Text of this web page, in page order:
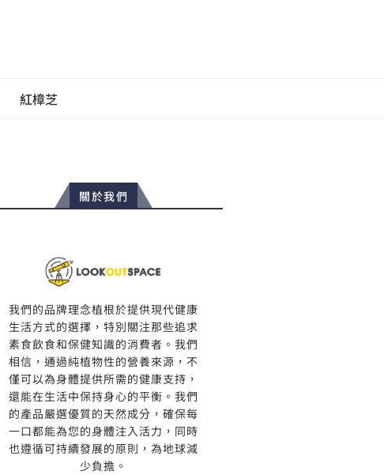
紅樟芝
關於我們
我們的品牌理念植根於提供現代健康
生活方式的選擇，特別關注那些追求
素食飲食和保健知識的消費者。我們
相信，通過純植物性的營養來源，不
僅可以為身體提供所需的健康支持，
還能在生活中保持身心的平衡。我們
的產品嚴選優質的天然成分，確保每
一口都能為您的身體注入活力，同時
也遵循可持續發展的原則，為地球減
少負擔。